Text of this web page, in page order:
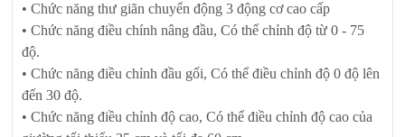
• Chức năng thư giãn chuyển động 3 động cơ cao cấp
• Chức năng điều chính nâng đầu, Có thể chỉnh độ từ 0 - 75
độ.
• Chức năng điều chỉnh đầu gối, Có thể điều chỉnh độ 0 độ lên
đến 30 độ.
• Chức năng điều chỉnh độ cao, Có thể điều chỉnh độ cao của